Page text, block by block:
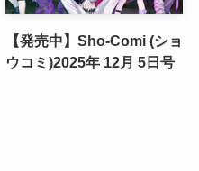
【発売中】Sho-Comi (ショ
ウコミ)2025年 12月 5日号